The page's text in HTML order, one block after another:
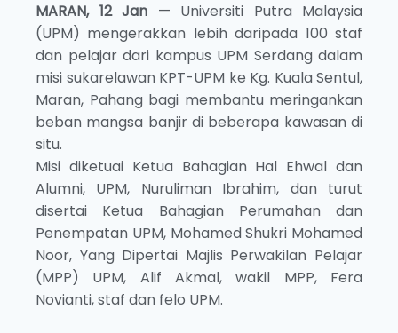
MARAN, 12 Jan — Universiti Putra Malaysia
(UPM) mengerakkan lebih daripada 100 staf
dan pelajar dari kampus UPM Serdang dalam
misi sukarelawan KPT-UPM ke Kg. Kuala Sentul,
Maran, Pahang bagi membantu meringankan
beban mangsa banjir di beberapa kawasan di
situ.
Misi diketuai Ketua Bahagian Hal Ehwal dan
Alumni, UPM, Nuruliman Ibrahim, dan turut
disertai Ketua Bahagian Perumahan dan
Penempatan UPM, Mohamed Shukri Mohamed
Noor, Yang Dipertai Majlis Perwakilan Pelajar
(MPP) UPM, Alif Akmal, wakil MPP, Fera
Novianti, staf dan felo UPM.